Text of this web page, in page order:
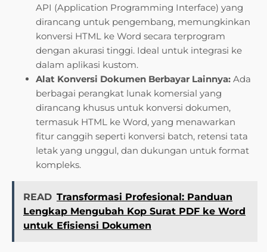
API (Application Programming Interface) yang
dirancang untuk pengembang, memungkinkan
konversi HTML ke Word secara terprogram
dengan akurasi tinggi. Ideal untuk integrasi ke
dalam aplikasi kustom.
Alat Konversi Dokumen Berbayar Lainnya: Ada
berbagai perangkat lunak komersial yang
dirancang khusus untuk konversi dokumen,
termasuk HTML ke Word, yang menawarkan
fitur canggih seperti konversi batch, retensi tata
letak yang unggul, dan dukungan untuk format
kompleks.
READ Transformasi Profesional: Panduan
Lengkap Mengubah Kop Surat PDF ke Word
untuk Efisiensi Dokumen